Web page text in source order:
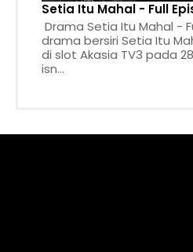
Setia Itu Mahal - Full
Drama Setia Itu Mahal -
drama bersiri Setia Itu
di slot Akasia TV3 pada
isn...